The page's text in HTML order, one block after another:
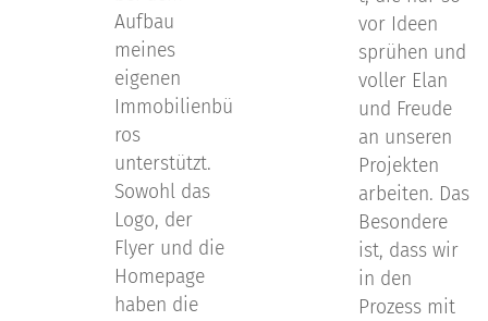
Aufbau
meines
eigenen
Immobilienbü
ros
unterstützt.
Sowohl das
Logo, der
Flyer und die
Homepage
haben die
vor Ideen
sprühen und
voller Elan
und Freude
an unseren
Projekten
arbeiten. Das
Besondere
ist, dass wir
in den
Prozess mit